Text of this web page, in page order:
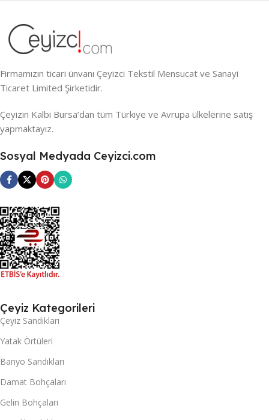
Firmamızın ticari ünvanı Çeyizci Tekstil Mensucat ve Sanayi
Ticaret Limited Şirketidir.
Çeyizin Kalbi Bursa’dan tüm Türkiye ve Avrupa ülkelerine satış
yapmaktayız.
Sosyal Medyada Ceyizci.com
Çeyiz Kategorileri
Çeyiz Sandıkları
Yatak Örtüleri
Banyo Sandıkları
Damat Bohçaları
Gelin Bohçaları